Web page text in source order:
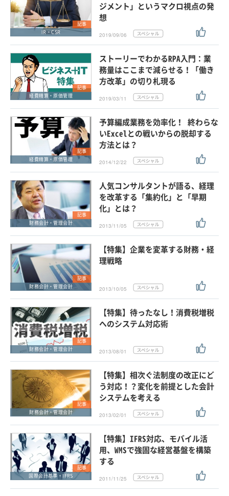
記事
IR・CSR
ジメント」というマクロ視点の発
想
2019/09/06
記事
経費精算・原価管理
ストーリーでわかるRPA入門：業
務量はここまで減らせる！「働き
方改革」の切り札現る
2019/03/11
記事
経費精算・原価管理
予算編成業務を効率化！ 終わらな
いExcelとの戦いからの脱却する
方法とは？
2014/12/22
記事
財務会計・管理会計
人気コンサルタントが語る、経理
を改革する「集約化」と「早期
化」とは？
2013/11/05
記事
財務会計・管理会計
【特集】企業を変革する財務・経
理戦略
2013/10/05
記事
財務会計・管理会計
【特集】待ったなし！消費税増税
へのシステム対応術
2013/08/01
記事
財務会計・管理会計
【特集】相次ぐ法制度の改正にど
う対応！？変化を前提とした会計
システムを考える
2013/02/01
記事
国際会計基準・IFRS
【特集】IFRS対応、モバイル活
用、WMSで強固な経営基盤を構築
する
2011/11/25